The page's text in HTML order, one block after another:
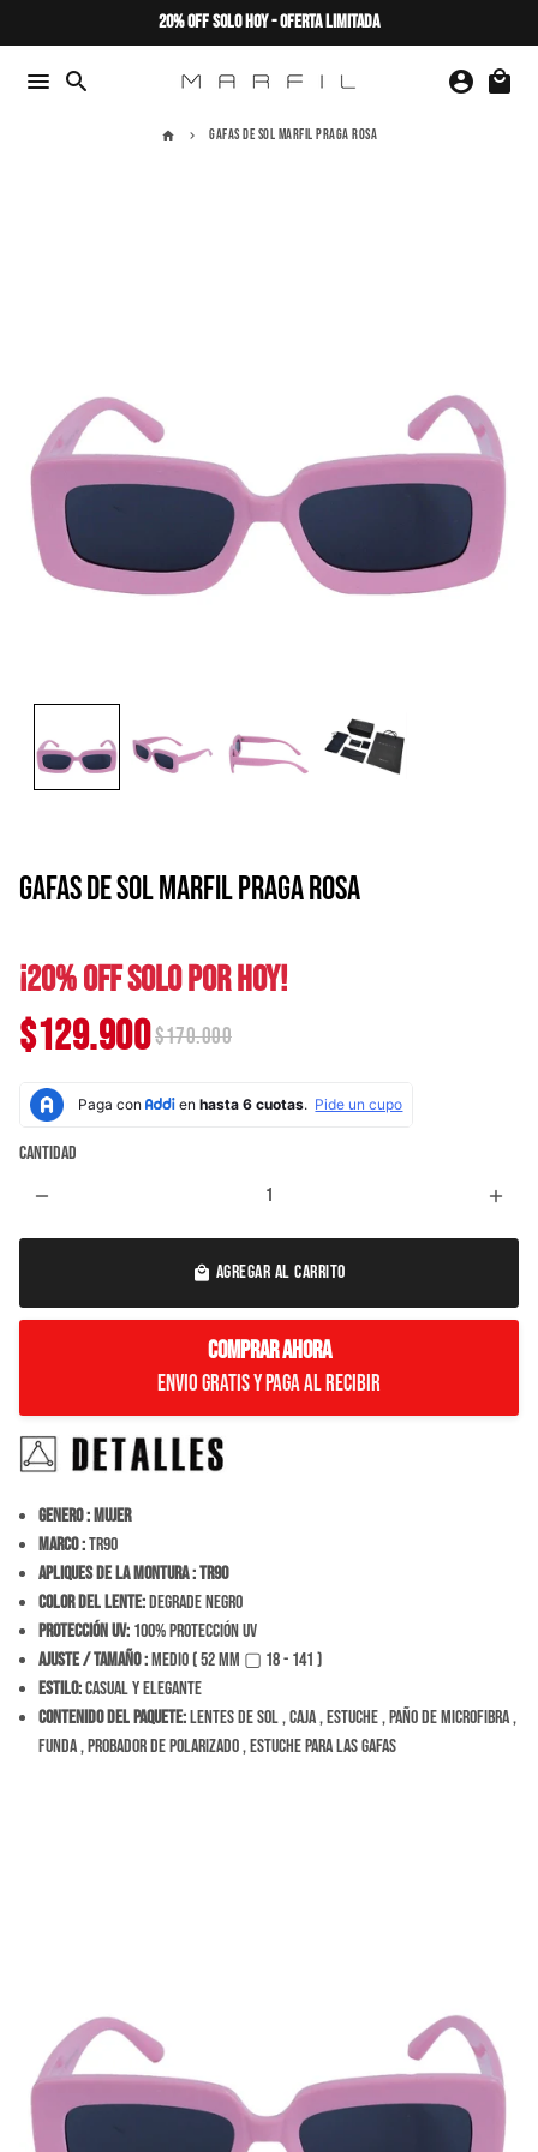
directamente
20% OFF SOLO HOY - OFERTA LIMITADA
menu search account_circle local_mall
home keyboard_arrow_right GAFAS DE SOL MARFIL PRAGA ROSA
GAFAS DE SOL MARFIL PRAGA ROSA
¡20% OFF SOLO POR HOY!
$129.900$170.000
Cantidad
remove add
local_mall AGREGAR AL CARRITO
COMPRAR AHORA
Envio Gratis y paga al recibir
Genero : Mujer
Marco :TR90
Apliques de la montura :TR90
Color del Lente:Degrade Negro
Protección Uv: 100% Protección Uv
Ajuste / tamaño:Medio ( 52 mm ▢ 18 - 141 )
Estilo:Casual y Elegante
Contenido del Paquete:Lentes de sol , caja , estuche , paño de microfibra ,
funda , probador de polarizado , estuche para las gafas